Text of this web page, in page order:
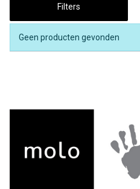
colberts
Kinderkleding
Filters
Geen producten gevonden